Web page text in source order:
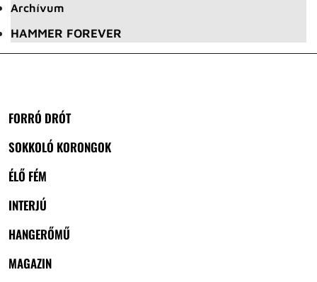
Archívum
HAMMER FOREVER
FORRÓ DRÓT
SOKKOLÓ KORONGOK
ÉLŐ FÉM
INTERJÚ
HANGERŐMŰ
MAGAZIN